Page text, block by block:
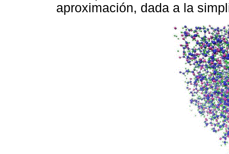
aproximación, dada a la